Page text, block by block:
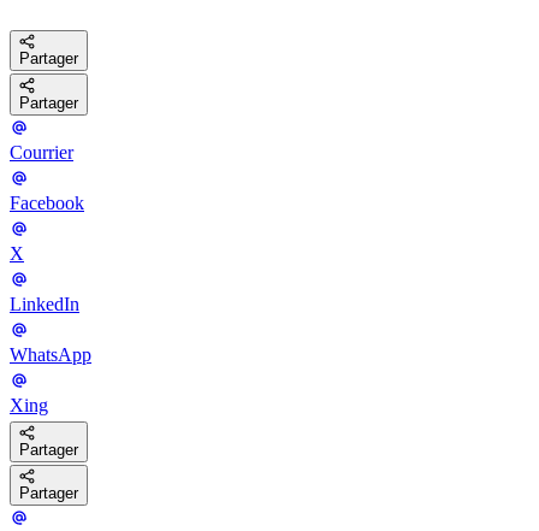
Partager
Partager
Courrier
Facebook
X
LinkedIn
WhatsApp
Xing
Partager
Partager